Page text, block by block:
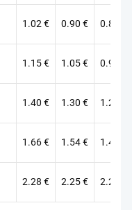
1.02€ 0.90 € 0.81
1.15€ 1.05€ 0.94
1.40 € 1.30 € 1.22
1.66€ 1.54€ 1.48
2.28 € 2.25€ 2.20